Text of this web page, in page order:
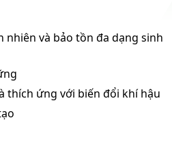
nhiên và bảo tồn đa dạng sinh
thích ứng với biến đổi khí hậu